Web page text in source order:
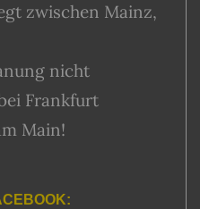
zwischen Mainz,
nicht
Frankfurt
Main!